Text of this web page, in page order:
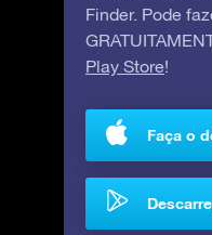
Finder. Pode
Play Store!
Faça o